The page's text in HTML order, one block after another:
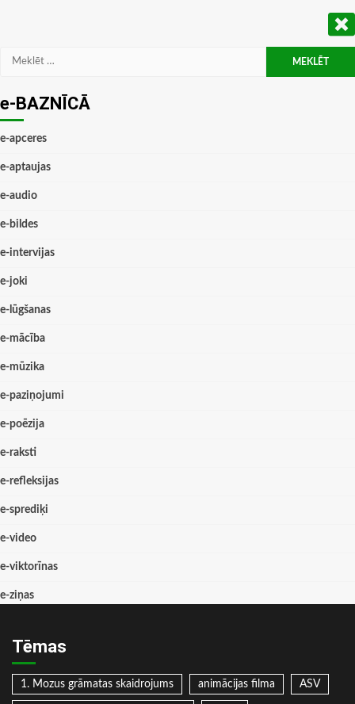
Meklēt:
e-BAZNĪCĀ
e-apceres
e-aptaujas
e-audio
e-bildes
e-intervijas
e-joki
e-lūgšanas
e-mācība
e-mūzika
e-paziņojumi
e-poēzija
e-raksti
e-refleksijas
e-sprediķi
e-video
e-viktorīnas
e-ziņas
Tēmas
1. Mozus grāmatas skaidrojums animācijas filma ASV